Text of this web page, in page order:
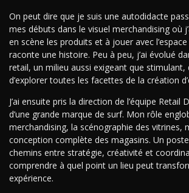
On peut dire que je suis une autodidacte
mes débuts dans le visuel merchandising où
en scène les produits et à jouer avec
raconte une histoire. Peu à peu, j’ai évolué
retail, un milieu aussi exigeant que stimulant,
d’explorer toutes les facettes de la création
J’ai ensuite pris la direction de l’équipe Retail
d’une grande marque de surf. Mon rôle
merchandising, la scénographie des vitrines,
conception complète des magasins. Un
chemins entre stratégie, créativité et
comprendre à quel point un lieu peut
expérience.